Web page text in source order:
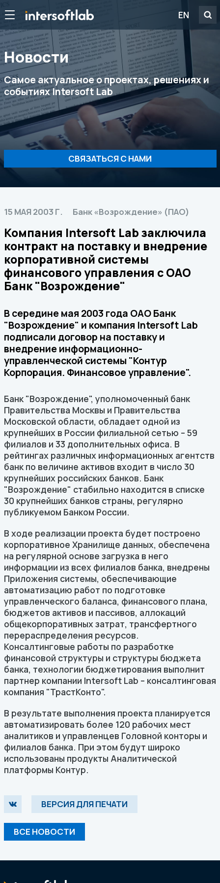
EN
Новости
Самое актуальное о проектах, решениях и
событиях Intersoft Lab
СВЯЗАТЬСЯ С НАМИ
15 МАЯ 2003 Г. Банк «Возрождение» (ПАО)
Компания Intersoft Lab заключила
контракт на поставку и внедрение
корпоративной системы
финансового управления с ОАО
Банк "Возрождение"
В середине мая 2003 года ОАО Банк
"Возрождение" и компания Intersoft Lab
подписали договор на поставку и
внедрение информационно-
управленческой системы "Контур
Корпорация. Финансовое управление".
Банк "Возрождение", уполномоченный банк
Правительства Москвы и Правительства
Московской области, обладает одной из
крупнейших в России филиальной сетью – 59
филиалов и 33 дополнительных офиса. В
рейтингах различных информационных агентств
банк по величине активов входит в число 30
крупнейших российских банков. Банк
"Возрождение" стабильно находится в списке
30 крупнейших банков страны, регулярно
публикуемом Банком России.
В ходе реализации проекта будет построено
корпоративное Хранилище данных, обеспечена
на регулярной основе загрузка в него
информации из всех филиалов банка, внедрены
Приложения системы, обеспечивающие
автоматизацию работ по подготовке
управленческого баланса, финансового плана,
бюджетов активов и пассивов, аллокаций
общекорпоративных затрат, трансфертного
перераспределения ресурсов.
Консалтинговые работы по разработке
финансовой структуры и структуры бюджета
банка, технологии бюджетирования выполнит
партнер компании Intersoft Lab – консалтинговая
компания "ТрастКонто".
В результате выполнения проекта планируется
автоматизировать более 120 рабочих мест
аналитиков и управленцев Головной конторы и
филиалов банка. При этом будут широко
использованы продукты Аналитической
платформы Контур.
ВЕРСИЯ ДЛЯ ПЕЧАТИ
ВСЕ НОВОСТИ